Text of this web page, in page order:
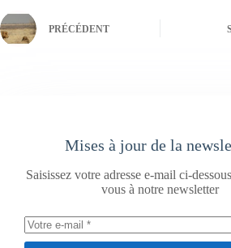
PRÉCÉDENT
Mises à jour de la
Saisissez votre adresse e-mail ci-
vous à notre newsletter